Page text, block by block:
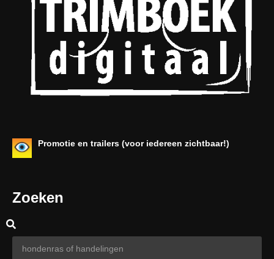
Promotie en trailers (voor iedereen zichtbaar!)
Zoeken